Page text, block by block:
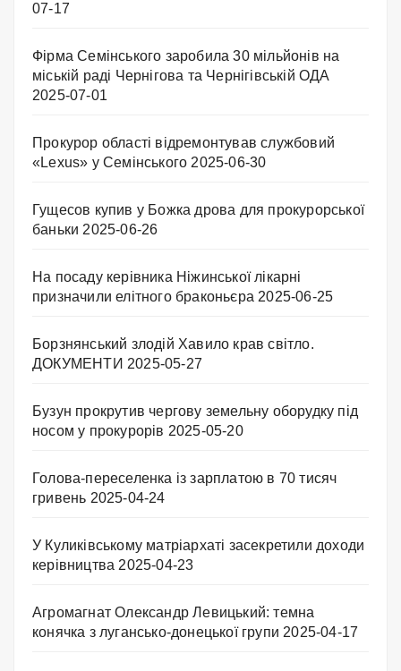
07-17
Фірма Семінського заробила 30 мільйонів на
міській раді Чернігова та Чернігівській ОДА
2025-07-01
Прокурор області відремонтував службовий
«Lexus» у Семінського 2025-06-30
Гущесов купив у Божка дрова для прокурорської
баньки 2025-06-26
На посаду керівника Ніжинської лікарні
призначили елітного браконьєра 2025-06-25
Борзнянський злодій Хавило крав світло.
ДОКУМЕНТИ 2025-05-27
Бузун прокрутив чергову земельну оборудку під
носом у прокурорів 2025-05-20
Голова-переселенка із зарплатою в 70 тисяч
гривень 2025-04-24
У Куликівському матріархаті засекретили доходи
керівництва 2025-04-23
Агромагнат Олександр Левицький: темна
конячка з лугансько-донецької групи 2025-04-17